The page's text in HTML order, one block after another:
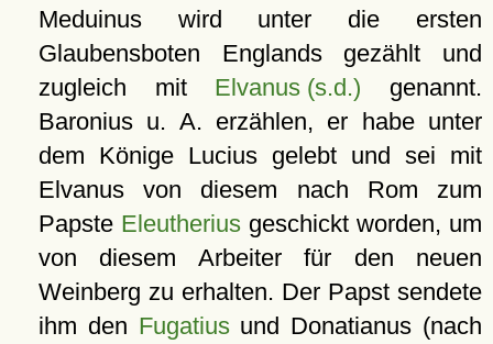
Meduinus wird unter die ersten
Glaubensboten Englands gezählt und
zugleich mit Elvanus (s.d.) genannt.
Baronius u. A. erzählen, er habe unter
dem Könige Lucius gelebt und sei mit
Elvanus von diesem nach Rom zum
Papste Eleutheriusgeschickt worden, um
von diesem Arbeiter für den neuen
Weinberg zu erhalten. Der Papst sendete
ihm den Fugatiusund Donatianus (nach